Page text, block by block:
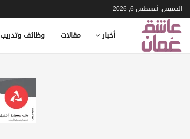
الخميس, أغسطس 6, 2026
أخبار مقالات وظائف وتدريب